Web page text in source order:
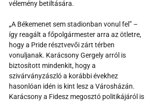
vélemény betiltására.
„A Békemenet sem stadionban vonul fel” –
így reagált a főpolgármester arra az ötletre,
hogy a Pride résztvevői zárt térben
vonuljanak. Karácsony Gergely arról is
biztosított mindenkit, hogy a
szivárványzászló a korábbi évekhez
hasonlóan idén is kint lesz a Városházán.
Karácsony a Fidesz megosztó politikájáról is